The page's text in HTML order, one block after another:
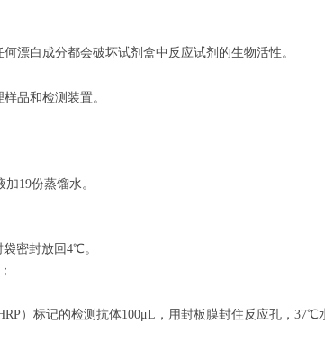
漂白成分都会破坏试剂盒中反应试剂的生物活性。
品和检测装置。
19份蒸馏水。
密封放回4℃。
）标记的检测抗体100μL，用封板膜封住反应孔，37℃